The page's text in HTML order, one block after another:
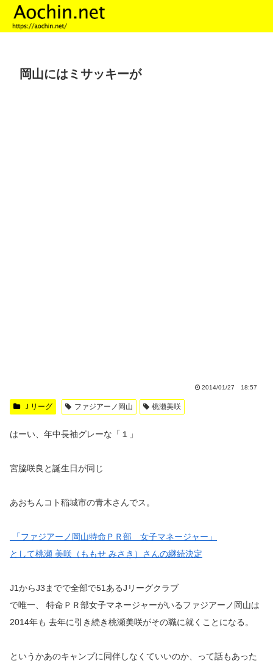
岡山にはミサッキーが
2014/01/27 18:57
Ｊリーグ ファジアーノ岡山 桃瀬美咲
はーい、年中長袖グレーな「１」
宮脇咲良と誕生日が同じ
あおちんコト稲城市の青木さんでス。
「ファジアーノ岡山特命ＰＲ部 女子マネージャー」
として桃瀬 美咲（ももせ みさき）さんの継続決定
J1からJ3までで全部で51あるJリーグクラブ
で唯一、 特命ＰＲ部女子マネージャーがいるファジアーノ岡山は
2014年も 去年に引き続き桃瀬美咲がその職に就くことになる。
というかあのキャンプに同伴しなくていいのか、って話もあった